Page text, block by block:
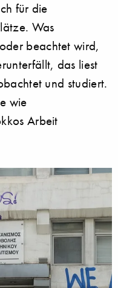
für die
Was
beachtet wird,
das liest
und studiert.
wie
Arbeit